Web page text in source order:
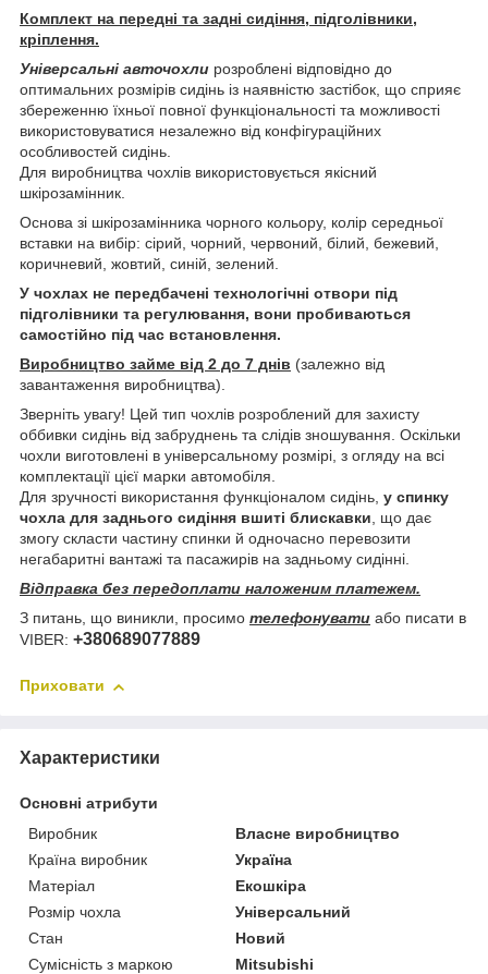
Комплект на передні та задні сидіння, підголівники,
кріплення.
Універсальні авточохли розроблені відповідно до
оптимальних розмірів сидінь із наявністю застібок, що сприяє
збереженню їхньої повної функціональності та можливості
використовуватися незалежно від конфігураційних
особливостей сидінь.
Для виробництва чохлів використовується якісний
шкірозамінник.
Основа зі шкірозамінника чорного кольору, колір середньої
вставки на вибір: сірий, чорний, червоний, білий, бежевий,
коричневий, жовтий, синій, зелений.
У чохлах не передбачені технологічні отвори під
підголівники та регулювання, вони пробиваються
самостійно під час встановлення.
Виробництво займе від 2 до 7 днів (залежно від
завантаження виробництва).
Зверніть увагу! Цей тип чохлів розроблений для захисту
оббивки сидінь від забруднень та слідів зношування. Оскільки
чохли виготовлені в універсальному розмірі, з огляду на всі
комплектації цієї марки автомобіля.
Для зручності використання функціоналом сидінь, у спинку
чохла для заднього сидіння вшиті блискавки, що дає
змогу скласти частину спинки й одночасно перевозити
негабаритні вантажі та пасажирів на задньому сидінні.
Відправка без передоплати наложеним платежем.
З питань, що виникли, просимо телефонувати або писати в
VIBER: +380689077889
Приховати
Характеристики
Основні атрибути
Виробник
Власне виробництво
Країна виробник
Україна
Матеріал
Екошкіра
Розмір чохла
Універсальний
Стан
Новий
Сумісність з маркою
Mitsubishi